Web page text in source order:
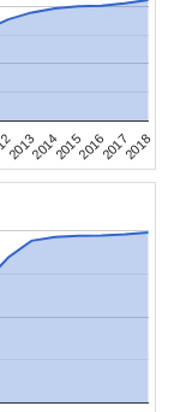
201320142015201620172018